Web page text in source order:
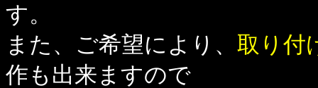
す。
また、ご希望により、 取り付
作も出来ますので